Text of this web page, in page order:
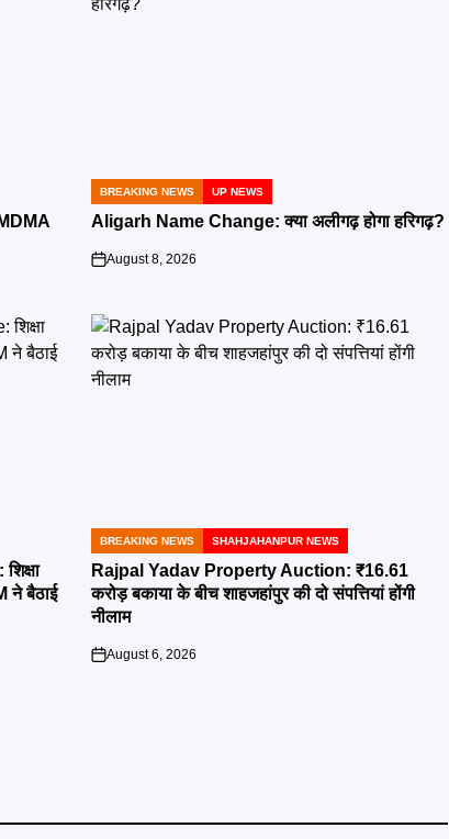
POSTED
IN
BREAKING NEWS UP NEWS
Aligarh Name Change: क्या अलीगढ़ होगा हरिगढ़?
on
August 8, 2026
ने बैठाई
POSTED
IN
BREAKING NEWS SHAHJAHANPUR NEWS
Rajpal Yadav Property Auction: ₹16.61
करोड़ बकाया के बीच शाहजहांपुर की दो संपत्तियां होंगी
नीलाम
on
August 6, 2026